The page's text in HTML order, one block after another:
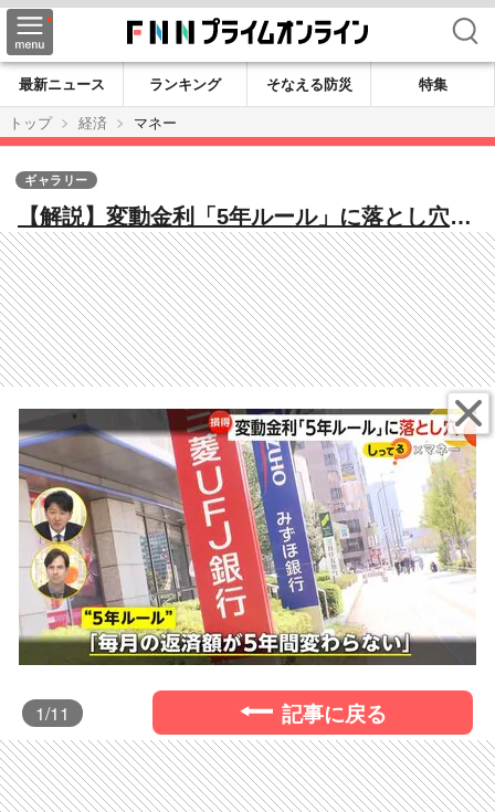
検索
最新ニュース ランキング そなえる防災
特集
トップ
経済 マネー
【解説】変動金利「5年ルール」に落とし穴
元本が減らないケースも “繰り上げ返
済”・“借り換え”おトクな返済方法は
ギャラリー
1/11 記事に戻る